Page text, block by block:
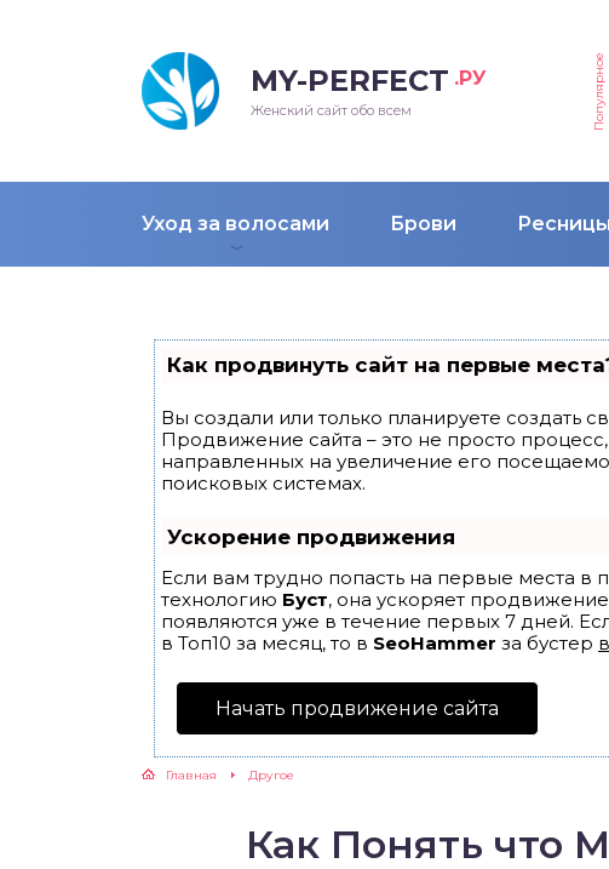
MY-PERFECT .РУ
Женский сайт обо всем Популярное
Уход за волосами Брови Ресницы
Как продвинуть сайт на первые
Вы создали или только планируете создать
Продвижение сайта – это не просто
направленных на увеличение его
поисковых системах.
Ускорение продвижения
Если вам трудно попасть на первые места в
технологию Буст, она ускоряет
появляются уже в течение первых 7 дней.
в Топ10 за месяц, то в SeoHammer за бустер
Начать продвижение сайта
Главная Другое
Как Понять что
прически 2018
стрижки 2018